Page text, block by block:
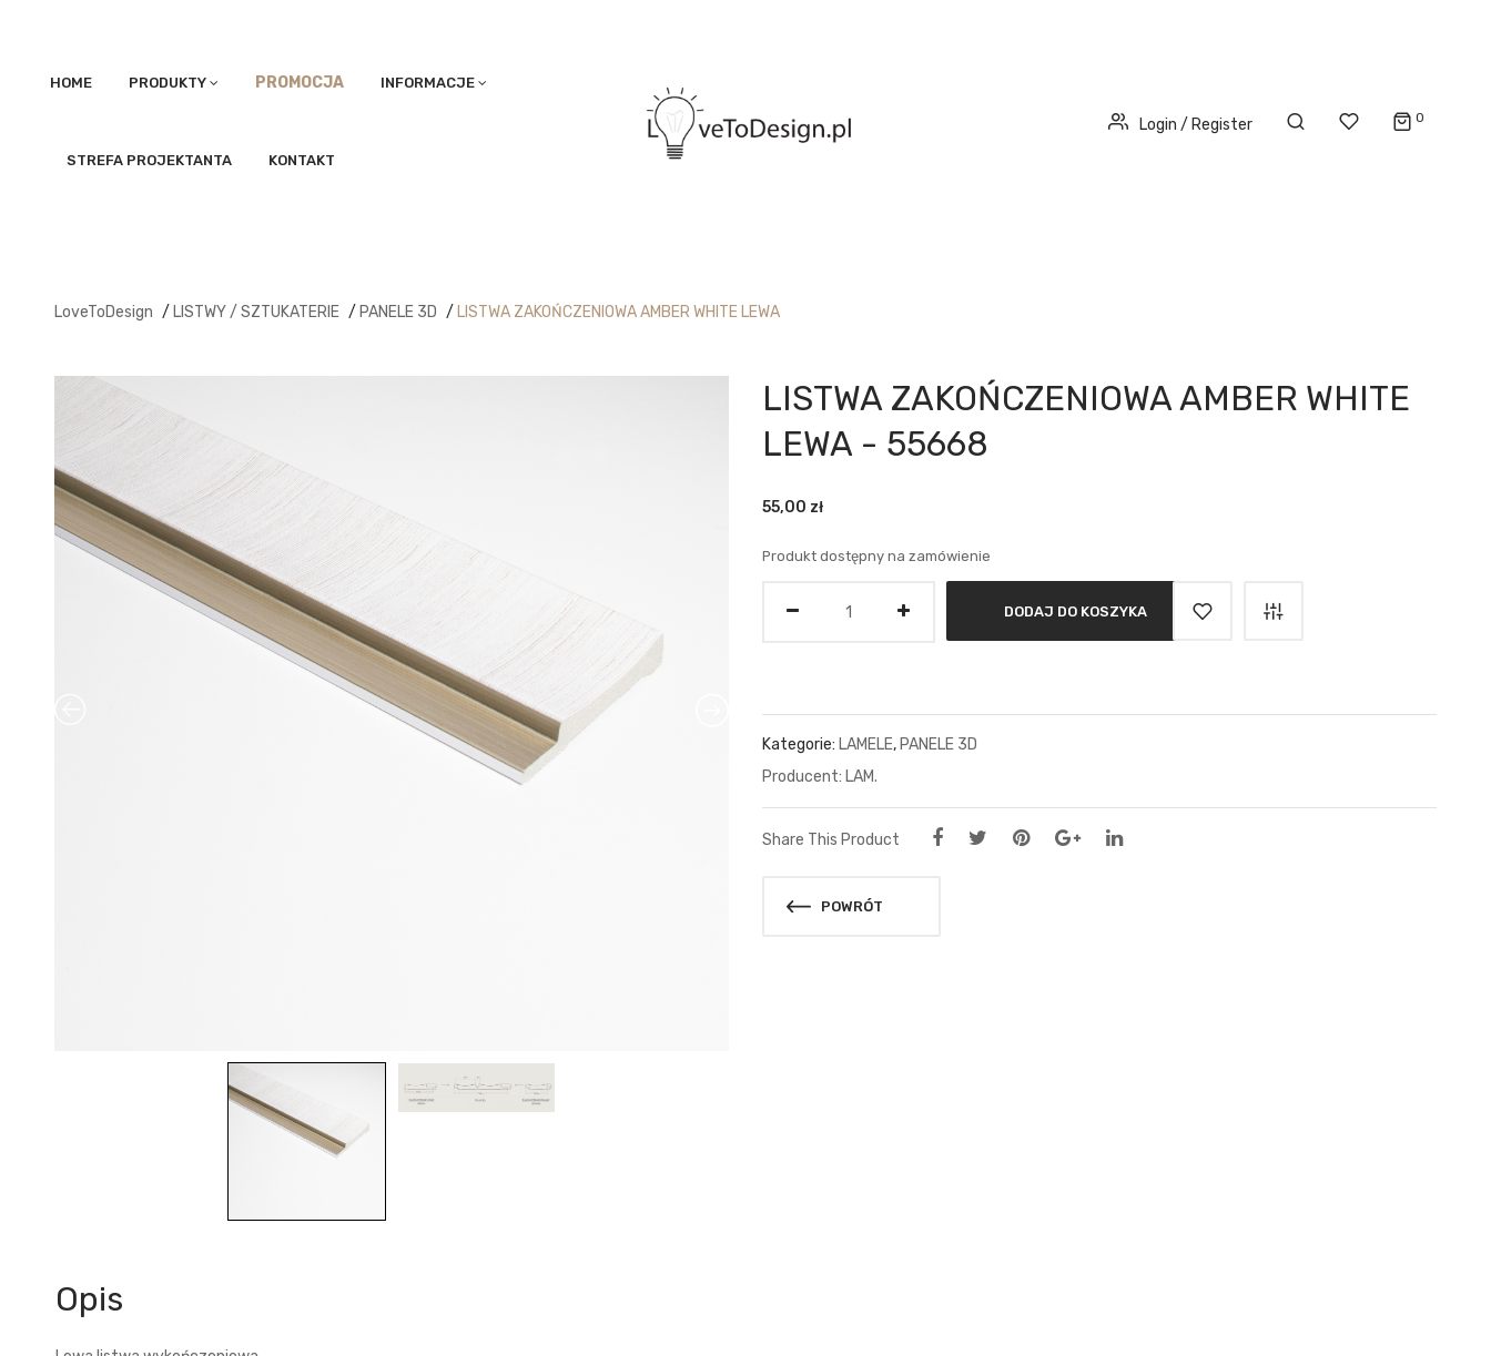
HOME PRODUKTY PROMOCJA INFORMACJE
STREFA PROJEKTANTA KONTAKT
Login / Register 0
LoveToDesign / LISTWY / SZTUKATERIE / PANELE 3D / LISTWA ZAKOŃCZENIOWA AMBER WHITE LEWA
LISTWA ZAKOŃCZENIOWA AMBER WHITE
LEWA - 55668
55,00 zł
Produkt dostępny na zamówienie
DODAJ DO KOSZYKA
Kategorie: LAMELE, PANELE 3D
LAM.
Share This Product
POWRÓT
Opis